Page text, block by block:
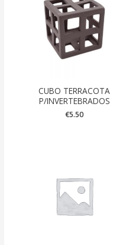
CUBO TERRACOTA
P/INVERTEBRADOS
€5.50